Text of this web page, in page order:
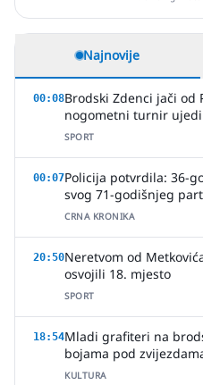
Najnovije
00:08Brodski Zdenci jači od
nogometni turnir
SPORT
00:07Policija potvrdila: 36-
svog 71-godišnjeg
CRNA KRONIKA
20:50Neretvom od
osvojili 18. mjesto
SPORT
18:54Mladi grafiteri na
bojama pod
KULTURA